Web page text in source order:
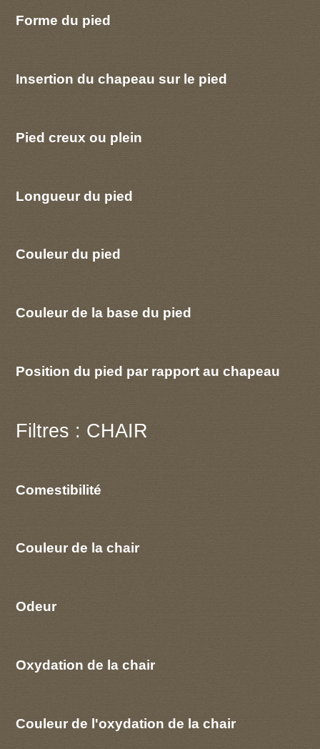
Forme du pied
Insertion du chapeau sur le pied
Pied creux ou plein
Longueur du pied
Couleur du pied
Couleur de la base du pied
Position du pied par rapport au chapeau
Filtres : CHAIR
Comestibilité
Couleur de la chair
Odeur
Oxydation de la chair
Couleur de l'oxydation de la chair